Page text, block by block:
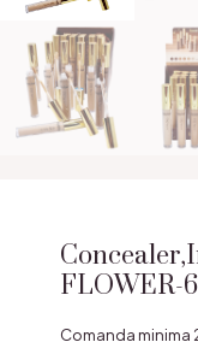
FLOWER-
Comanda minima